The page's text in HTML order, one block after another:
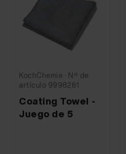
KochChemie · Nº de
artículo 9998261
Coating Towel -
Juego de 5